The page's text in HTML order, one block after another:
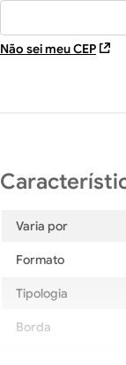
Não sei meu CEP
Varia por
Formato
Tipologia
Borda